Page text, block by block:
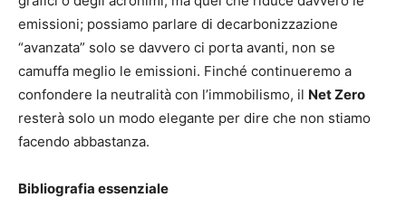
emissioni; possiamo parlare di decarbonizzazione
“avanzata” solo se davvero ci porta avanti, non se
camuffa meglio le emissioni. Finché continueremo a
confondere la neutralità con l’immobilismo, il Net Zero
resterà solo un modo elegante per dire che non stiamo
facendo abbastanza.
Bibliografia essenziale